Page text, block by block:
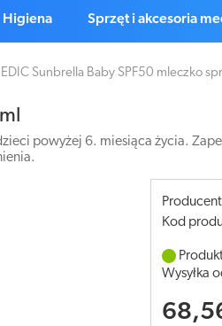
Higiena Sprzęt i akcesoria
Sunbrella Baby SPF50 mleczko
powyżej 6. miesiąca życia.
Kod
Wysyłka